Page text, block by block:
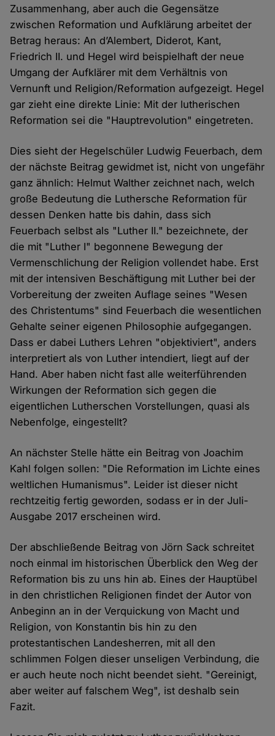
Zusammenhang, aber auch die Gegensätze
zwischen Reformation und Aufklärung arbeitet der
Betrag heraus: An d’Alembert, Diderot, Kant,
Friedrich II. und Hegel wird beispielhaft der neue
Umgang der Aufklärer mit dem Verhältnis von
Vernunft und Religion/Reformation aufgezeigt. Hegel
gar zieht eine direkte Linie: Mit der lutherischen
Reformation sei die "Hauptrevolution" eingetreten.
Dies sieht der Hegelschüler Ludwig Feuerbach, dem
der nächste Beitrag gewidmet ist, nicht von ungefähr
ganz ähnlich: Helmut Walther zeichnet nach, welch
große Bedeutung die Luthersche Reformation für
dessen Denken hatte bis dahin, dass sich
Feuerbach selbst als "Luther II." bezeichnete, der
die mit "Luther I" begonnene Bewegung der
Vermenschlichung der Religion vollendet habe. Erst
mit der intensiven Beschäftigung mit Luther bei der
Vorbereitung der zweiten Auflage seines "Wesen
des Christentums" sind Feuerbach die wesentlichen
Gehalte seiner eigenen Philosophie aufgegangen.
Dass er dabei Luthers Lehren "objektiviert", anders
interpretiert als von Luther intendiert, liegt auf der
Hand. Aber haben nicht fast alle weiterführenden
Wirkungen der Reformation sich gegen die
eigentlichen Lutherschen Vorstellungen, quasi als
Nebenfolge, eingestellt?
An nächster Stelle hätte ein Beitrag von Joachim
Kahl folgen sollen: "Die Reformation im Lichte eines
weltlichen Humanismus". Leider ist dieser nicht
rechtzeitig fertig geworden, sodass er in der Juli-
Ausgabe 2017 erscheinen wird.
Der abschließende Beitrag von Jörn Sack schreitet
noch einmal im historischen Überblick den Weg der
Reformation bis zu uns hin ab. Eines der Hauptübel
in den christlichen Religionen findet der Autor von
Anbeginn an in der Verquickung von Macht und
Religion, von Konstantin bis hin zu den
protestantischen Landesherren, mit all den
schlimmen Folgen dieser unseligen Verbindung, die
er auch heute noch nicht beendet sieht. "Gereinigt,
aber weiter auf falschem Weg", ist deshalb sein
Fazit.